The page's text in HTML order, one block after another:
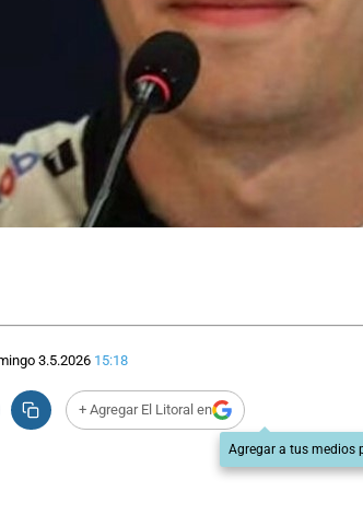
3.5.2026 15:18
+ Agregar El Litoral en
Agregar a tus medios